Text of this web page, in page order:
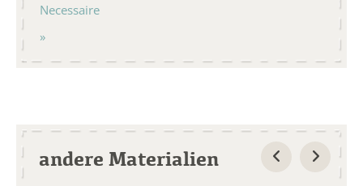
Necessaire
andere Materialien